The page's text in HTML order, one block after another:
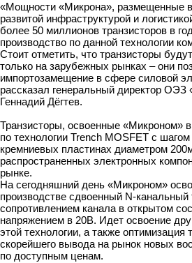
«Мощности «Микрона», размещенные
развитой инфраструктурой и
более 50 миллионов транзисторов в
производство по данной технологии
Стоит отметить, что транзисторы
только на зарубежных рынках – они
импортозамещение в сфере силовой
рассказал генеральный директор ОЭЗ
Геннадий Дёгтев.
Транзисторы, освоенные «Микроном»
по технологии Trench MOSFET с
кремниевых пластинах диаметром
распространенных электронных
рынке.
На сегодняшний день «Микроном»
производстве сдвоенный N-канальный
сопротивлением канала в открытом
напряжением в 20В. Идет освоение
этой технологии, а также оптимизация
скорейшего вывода на рынок новых
по доступным ценам.